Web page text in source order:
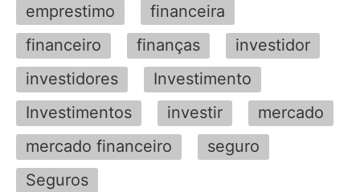
emprestimo
financeira
financeiro
finanças
investidor
investidores
Investimento
Investimentos
investir
mercado
mercado financeiro
seguro
Seguros